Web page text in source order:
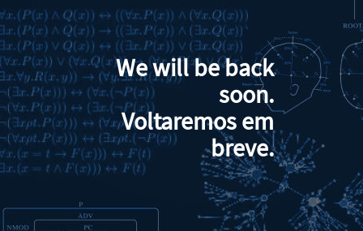
We will be back
soon.
Voltaremos em
breve.